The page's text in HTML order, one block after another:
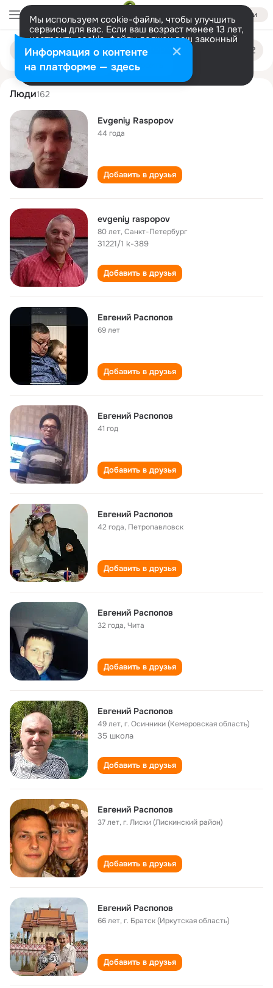
Войти
Мы используем cookie-файлы, чтобы улучшить
сервисы для вас. Если ваш возраст менее 13 лет,
настроить cookie-файлы должен ваш законный
представитель. Больше информации
Разрешить все Настроить
Поиск
людям
evgeniy raspopov
Люди162
Evgeniy Raspopov
44 года
Добавить в друзья
evgeniy raspopov
80 лет,Санкт-Петербург
31221/1 k-389
Добавить в друзья
Евгений Распопов
69 лет
Добавить в друзья
Евгений Распопов
41 год
Добавить в друзья
Евгений Распопов
42 года, Петропавловск
Добавить в друзья
Евгений Распопов
32 года,Чита
Добавить в друзья
Евгений Распопов
49 лет,г. Осинники (Кемеровская область)
35 школа
Добавить в друзья
Евгений Распопов
37 лет,г. Лиски (Лискинский район)
Добавить в друзья
Евгений Распопов
66 лет,г. Братск (Иркутская область)
Добавить в друзья
Информация о контенте
на платформе — здесь